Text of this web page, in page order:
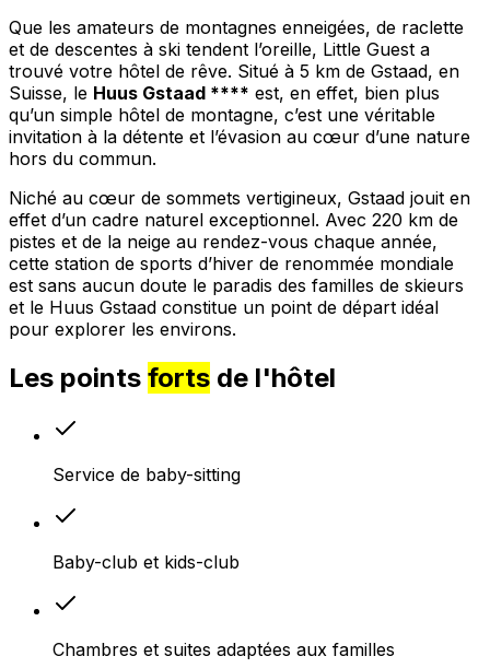
Que les amateurs de montagnes enneigées, de raclette
et de descentes à ski tendent l’oreille, Little Guest a
trouvé votre hôtel de rêve. Situé à 5 km de Gstaad, en
Suisse, le Huus Gstaad **** est, en effet, bien plus
qu’un simple hôtel de montagne, c’est une véritable
invitation à la détente et l’évasion au cœur d’une nature
hors du commun.
Niché au cœur de sommets vertigineux, Gstaad jouit en
effet d’un cadre naturel exceptionnel. Avec 220 km de
pistes et de la neige au rendez-vous chaque année,
cette station de sports d’hiver de renommée mondiale
est sans aucun doute le paradis des familles de skieurs
et le Huus Gstaad constitue un point de départ idéal
pour explorer les environs.
Les points forts de l'hôtel
Service de baby-sitting
Baby-club et kids-club
Chambres et suites adaptées aux familles